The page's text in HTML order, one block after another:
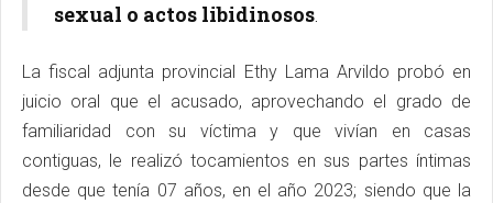
sexual o actos libidinosos.
La fiscal adjunta provincial Ethy Lama Arvildo probó en
juicio oral que el acusado, aprovechando el grado de
familiaridad con su víctima y que vivían en casas
contiguas, le realizó tocamientos en sus partes íntimas
desde que tenía 07 años, en el año 2023; siendo que la